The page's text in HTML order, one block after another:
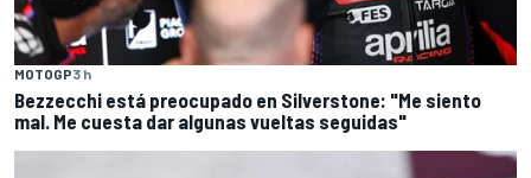
MOTOGP3 h
Bezzecchi está preocupado en Silverstone: "Me siento
mal. Me cuesta dar algunas vueltas seguidas"